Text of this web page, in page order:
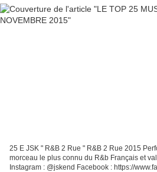
25 E JSK " R&B 2 Rue " R&B 2 Rue 2015
morceau le plus connu du R&b Français et
Instagram : @jskend Facebook : https://